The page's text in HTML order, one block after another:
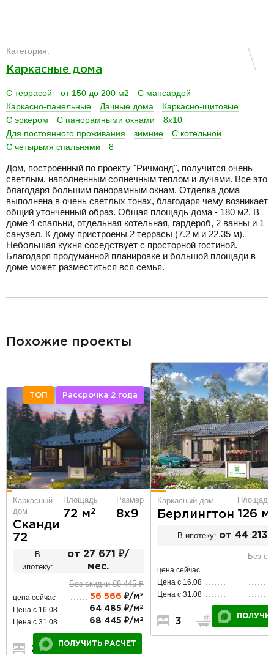
Категория:
Каркасные дома
С террасой от 150 до 200 м2
С мансардой
Каркасно-панельные
Дачные дома
Каркасно-щитовые
С эркером
С панорамными окнами
8х10
Для постоянного проживания
зимние
С котельной
С четырьмя спальнями
8
Дом, построенный по проекту "Ричмонд", получится очень
светлым, наполненным солнечным теплом и лучами. Все это
благодаря большим панорамным окнам. Отделка дома
выполнена в очень светлых тонах, благодаря чему возникает
общий утонченный образ. Общая площадь дома - 180 м2. В
доме 4 спальни, отдельная котельная, гардероб, 2 ванны и 1
санузел. К дому пристроены 2 террасы (7.2 м и 22.35 м).
Небольшая кухня соседствует с просторной гостиной.
Благодаря продуманной планировке и большой площади в
доме может разместиться вся семья.
Похожие проекты
ТОП Рассрочка 2 года
Каркасный
дом
Сканди
72
Площадь
72 м2
Размер
8х9
В
ипотеку:
от 27 671 ₽/
мес.
Без скидки 68 445 ₽
цена сейчас 56 566 ₽/м 2
Цена с 16.08 64 485 ₽/м 2
Цена с 31.08 68 445 ₽/м 2
2
ПОЛУЧИТЬ РАСЧЕТ
Каркасный дом
Берлингтон
Площадь
126 м
В ипотеку: от 44 213
Без
цена сейчас
Цена с 16.08
Цена с 31.08
3 2